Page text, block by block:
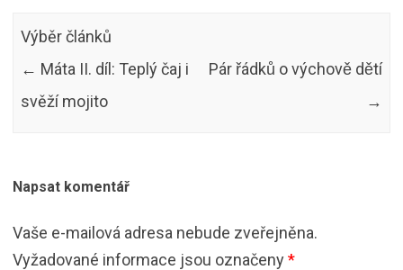
Výběr článků
← Máta II. díl: Teplý čaj i
svěží mojito
Pár řádků o výchově dětí
→
Napsat komentář
Vaše e-mailová adresa nebude zveřejněna.
Vyžadované informace jsou označeny*